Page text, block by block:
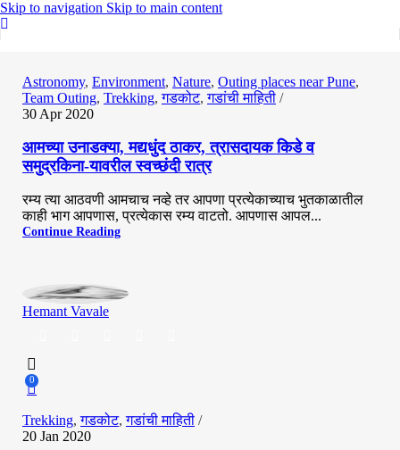
Skip to navigation Skip to main content
Astronomy, Environment, Nature, Outing places near Pune,
Team Outing, Trekking,गडकोट,गडांची माहिती
30 Apr 2020
आमच्या उनाडक्या, मद्यधुंद ठाकर, त्रासदायक किडे व
समुद्रकिना-यावरील स्वच्छंदी रात्र
रम्य त्या आठवणी आमचाच नव्हे तर आपणा प्रत्येकाच्याच भुतकाळातील
काही भाग आपणास, प्रत्येकास रम्य वाटतो. आपणास आपल...
Continue Reading
Hemant Vavale
0
Trekking,गडकोट,गडांची माहिती
20 Jan 2020